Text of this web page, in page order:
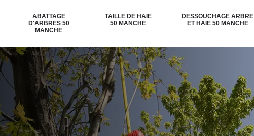
ABATTAGE
D'ARBRES 50
MANCHE
TAILLE DE HAIE
50 MANCHE
DESSOUCHAGE ARBRE
ET HAIE 50 MANCHE